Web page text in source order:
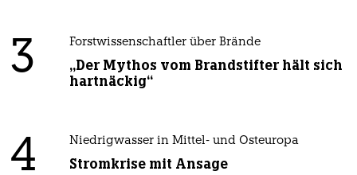
3 Forstwissenschaftler über Brände
„Der Mythos vom Brandstifter hält sich
hartnäckig“
4 Niedrigwasser in Mittel- und Osteuropa
Stromkrise mit Ansage